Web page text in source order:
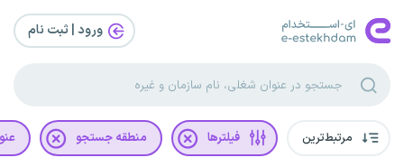
ورود | ثبت‌ نام
مرتبط‌ترین فیلترها منطقه جستجو